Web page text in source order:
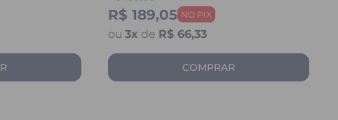
R$ 189,05
3x de R$ 66,33
COMPRAR